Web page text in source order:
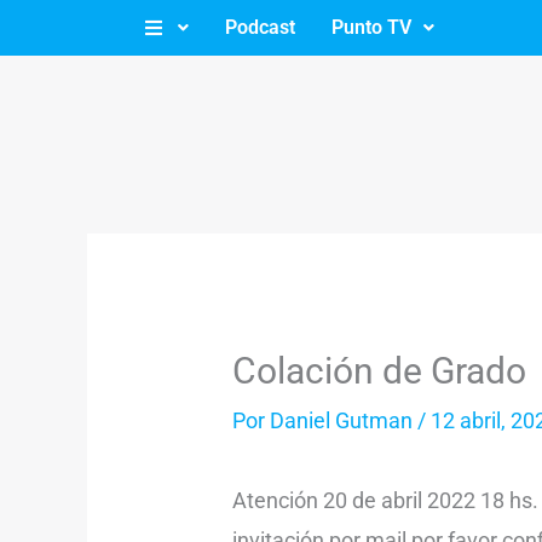
al
Podcast Punto TV
Colación de Grado
Por Daniel Gutman / 12 abril,
Atención 20 de abril 2022 18